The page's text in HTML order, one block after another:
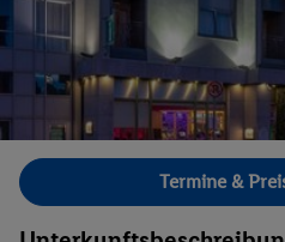
Bild 1 von 31.
Termine &